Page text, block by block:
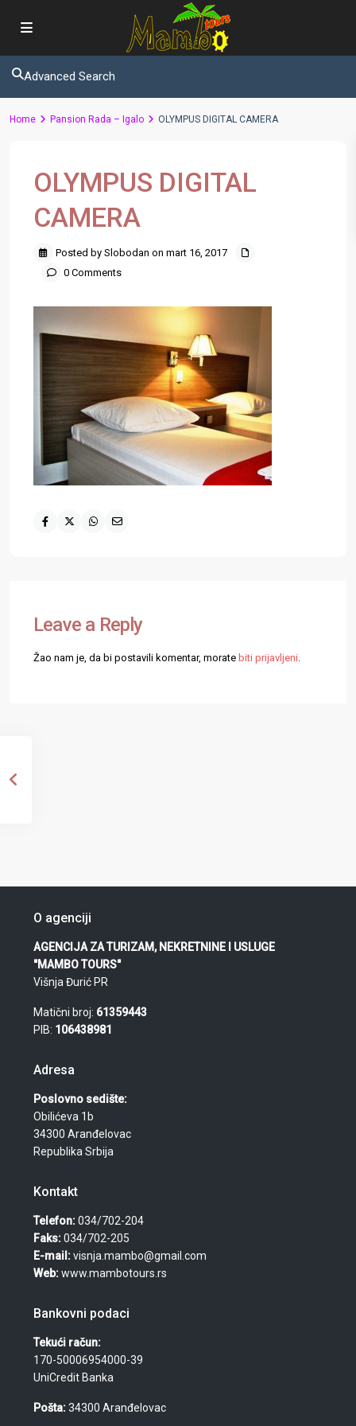
Advanced Search
Home Pansion Rada – Igalo OLYMPUS DIGITAL CAMERA
OLYMPUS DIGITAL
CAMERA
Posted by Slobodan on mart 16, 2017
0 Comments
Leave a Reply
Žao nam je, da bi postavili komentar, morate biti prijavljeni.
O agenciji
AGENCIJA ZA TURIZAM, NEKRETNINE I USLUGE
"MAMBO TOURS"
Višnja Đurić PR
Matični broj: 61359443
PIB: 106438981
Adresa
Poslovno sedište:
Obilićeva 1b
34300 Aranđelovac
Republika Srbija
Kontakt
Telefon:034/702-204
Faks:034/702-205
E-mail:visnja.mambo@gmail.com
Web:www.mambotours.rs
Bankovni podaci
Tekući račun:
170-50006954000-39
UniCredit Banka
Pošta:34300 Aranđelovac